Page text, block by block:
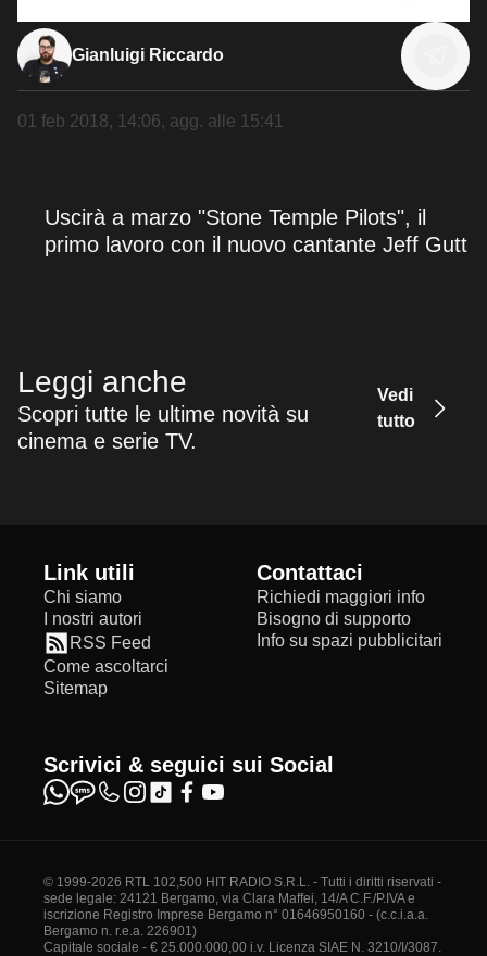
Gianluigi Riccardo
01 feb 2018, 14:06, agg. alle 15:41
Uscirà a marzo "Stone Temple Pilots", il
primo lavoro con il nuovo cantante Jeff Gutt
Leggi anche
Scopri tutte le ultime novità su
cinema e serie TV.
Vedi
tutto
Link utili
Chi siamo
I nostri autori
RSS Feed
Come ascoltarci
Sitemap
Contattaci
Richiedi maggiori info
Bisogno di supporto
Info su spazi pubblicitari
Scrivici & seguici sui Social
© 1999-2026 RTL 102,500 HIT RADIO S.R.L. - Tutti i diritti riservati -
sede legale: 24121 Bergamo, via Clara Maffei, 14/A C.F./P.IVA e
iscrizione Registro Imprese Bergamo n° 01646950160 - (c.c.i.a.a.
Bergamo n. r.e.a. 226901)
Capitale sociale - € 25.000.000,00 i.v. Licenza SIAE N. 3210/I/3087.